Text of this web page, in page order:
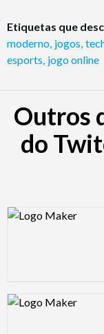
Etiquetas que
moderno, jogos,
esports, jogo online
Outros
do
Design preview image
Design preview image